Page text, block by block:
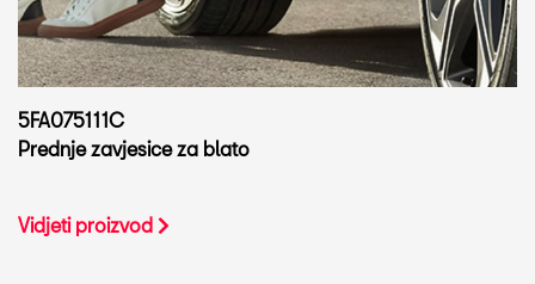
5FA075111C
Prednje zavjesice za blato
Vidjeti proizvod